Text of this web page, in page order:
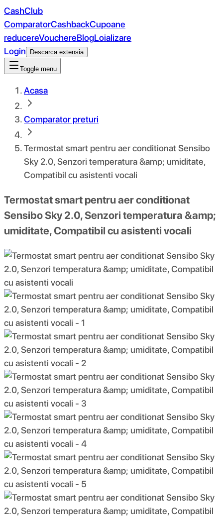
CashClub
ComparatorCashbackCupoane
reducereVouchereBlogLoializare
Login
Descarca extensia
Toggle menu
Acasa
Comparator preturi
Termostat smart pentru aer conditionat Sensibo
Sky 2.0, Senzori temperatura &amp; umiditate,
Compatibil cu asistenti vocali
Termostat smart pentru aer conditionat
Sensibo Sky 2.0, Senzori temperatura &amp;
umiditate, Compatibil cu asistenti vocali